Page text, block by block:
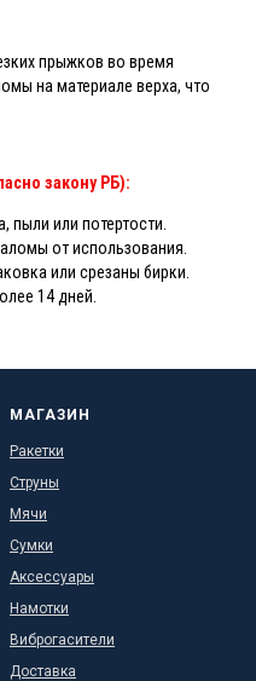
прыжков во время
на материале верха, что
закону РБ):
или потертости.
от использования.
или срезаны бирки.
14 дней.
МАГАЗИН
Ракетки
Струны
Мячи
Сумки
Аксессуары
Намотки
Виброгасители
Доставка